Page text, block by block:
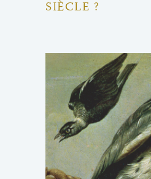
SIÈCLE ?